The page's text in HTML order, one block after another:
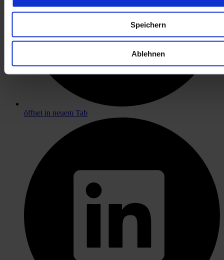
Speichern
Ablehnen
öffnet in neuem Tab